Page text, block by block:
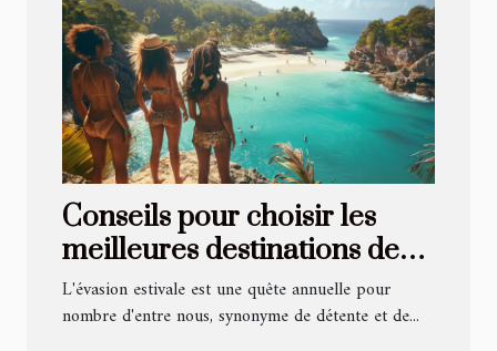
Conseils pour choisir les
meilleures destinations de
vacances d'été
L'évasion estivale est une quête annuelle pour
nombre d'entre nous, synonyme de détente et de...